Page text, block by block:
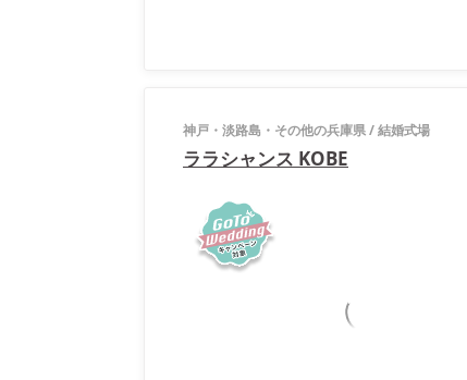
神戸・淡路島・その他の兵庫県/結婚式場
ララシャンス KOBE